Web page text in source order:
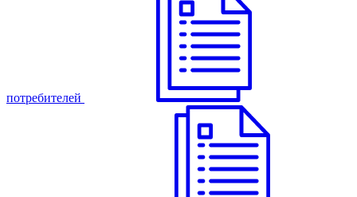
потребителей